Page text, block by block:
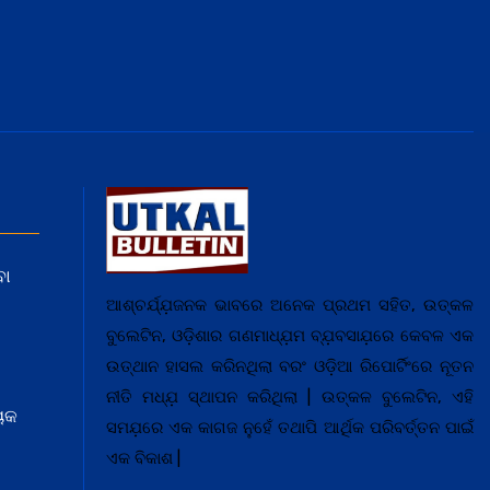
ଆଶ୍ଚର୍ଯ୍ଯ଼ଜନକ ଭାବରେ ଅନେକ ପ୍ରଥମ ସହିତ, ଉତ୍କଳ
ବୁଲେଟିନ, ଓଡ଼ିଶାର ଗଣମାଧ୍ଯ଼ମ ବ୍ଯ଼ବସାଯ଼ରେ କେବଳ ଏକ
ଉତ୍ଥାନ ହାସଲ କରିନଥିଲା ବରଂ ଓଡ଼ିଆ ରିପୋର୍ଟିଂରେ ନୂତନ
ନୀତି ମଧ୍ଯ଼ ସ୍ଥାପନ କରିଥିଲା | ଉତ୍କଳ ବୁଲେଟିନ, ଏହି
ସମଯ଼ରେ ଏକ କାଗଜ ନୁହେଁ ତଥାପି ଆର୍ଥିକ ପରିବର୍ତ୍ତନ ପାଇଁ
ଏକ ବିକାଶ |